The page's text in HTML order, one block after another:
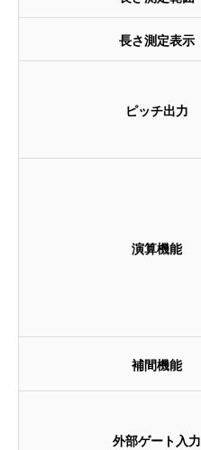
長さ測定表示
ピッチ出力
演算機能
補間機能
外部ゲート入力